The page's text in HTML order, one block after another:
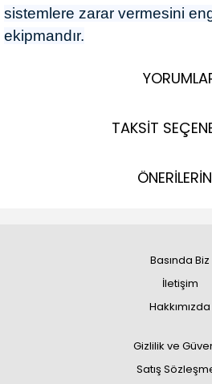
sistemlere zarar vermesini
ekipmandır.
TAKSİT
Basında Biz
İletişim
Hakkımızda
Gizlilik ve
Satış